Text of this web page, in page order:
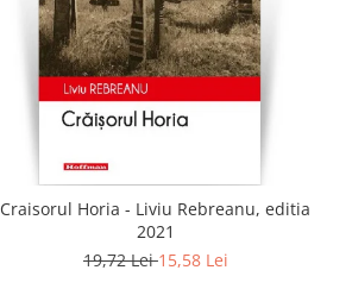
Craisorul Horia - Liviu Rebreanu, editia
2021
19,72 Lei15,58 Lei